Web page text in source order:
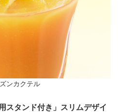
ンカクテル
スタンド付き」スリムデザイ